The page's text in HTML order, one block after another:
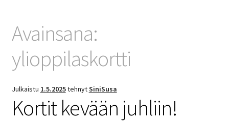
Avainsana:
ylioppilaskortti
Julkaistu 1.5.2025tehnytSiniSusa
Kortit kevään juhliin!